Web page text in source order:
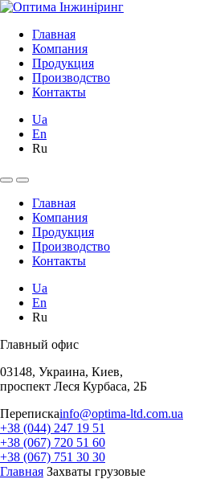
Главная
Компания
Продукция
Производство
Контакты
Ua
En
Ru
Главная
Компания
Продукция
Производство
Контакты
Ua
En
Ru
Главный офис
03148, Украина, Киев,
проспект Леся Курбаса, 2Б
Перепискаinfo@optima-ltd.com.ua
+38 (044) 247 19 51
+38 (067) 720 51 60
+38 (067) 751 30 30
Главная Захваты грузовые